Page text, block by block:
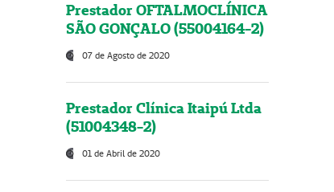
Prestador OFTALMOCLÍNICA
SÃO GONÇALO (55004164-2)
07 de Agosto de 2020
Prestador Clínica Itaipú Ltda
(51004348-2)
01 de Abril de 2020